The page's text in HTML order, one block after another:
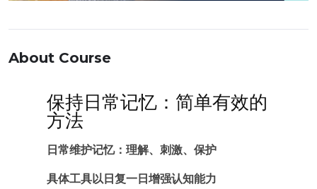
About Course
保持日常记忆：简单有效的
方法
日常维护记忆：理解、刺激、保护
具体工具以日复一日增强认知能力